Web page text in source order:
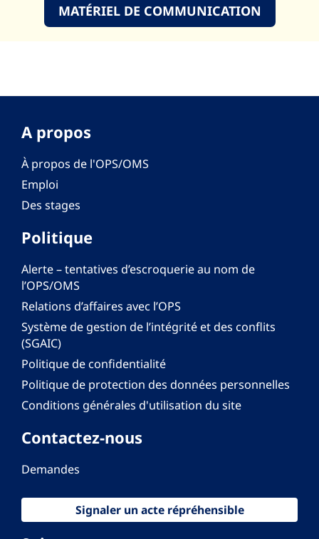
MATÉRIEL DE COMMUNICATION
A propos
À propos de l'OPS/OMS
Emploi
Des stages
Politique
Alerte – tentatives d’escroquerie au nom de
l’OPS/OMS
Relations d’affaires avec l’OPS
Système de gestion de l’intégrité et des conflits
(SGAIC)
Politique de confidentialité
Politique de protection des données personnelles
Conditions générales d'utilisation du site
Contactez-nous
Demandes
Signaler un acte répréhensible